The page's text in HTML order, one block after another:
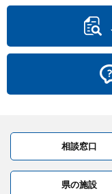
相談窓口
県の施設